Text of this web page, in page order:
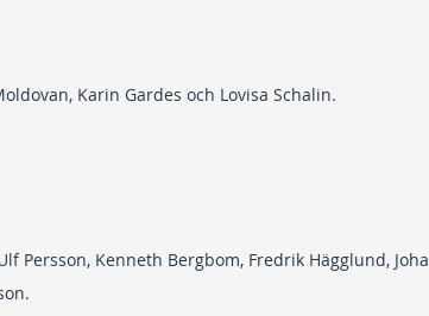
Karin Gardes och Lovisa Schalin.
Persson, Kenneth Bergbom, Fredrik Hägglund,